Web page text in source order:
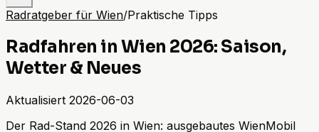
Radratgeber für Wien/Praktische Tipps
Radfahren in Wien 2026: Saison,
Wetter & Neues
Aktualisiert 2026-06-03
Der Rad-Stand 2026 in Wien: ausgebautes WienMobil